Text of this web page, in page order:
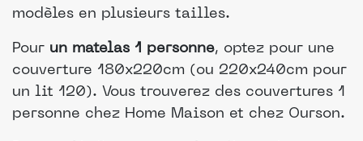
modèles en plusieurs tailles.
Pour un matelas 1 personne, optez pour une
couverture 180x220cm (ou 220x240cm pour
un lit 120). Vous trouverez des couvertures 1
personne chez Home Maison et chez Ourson.